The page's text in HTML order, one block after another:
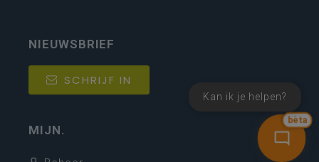
bèta
Kan ik je helpen?
NIEUWSBRIEF
SCHRIJF IN
MIJN.